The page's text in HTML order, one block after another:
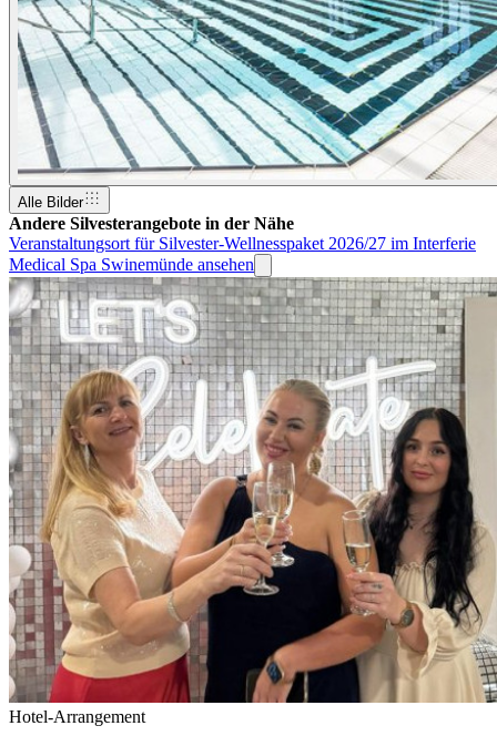
Alle Bilder
Andere Silvesterangebote in der Nähe
Veranstaltungsort für Silvester-Wellnesspaket 2026/27 im Interferie
Medical Spa Swinemünde ansehen
Hotel-Arrangement